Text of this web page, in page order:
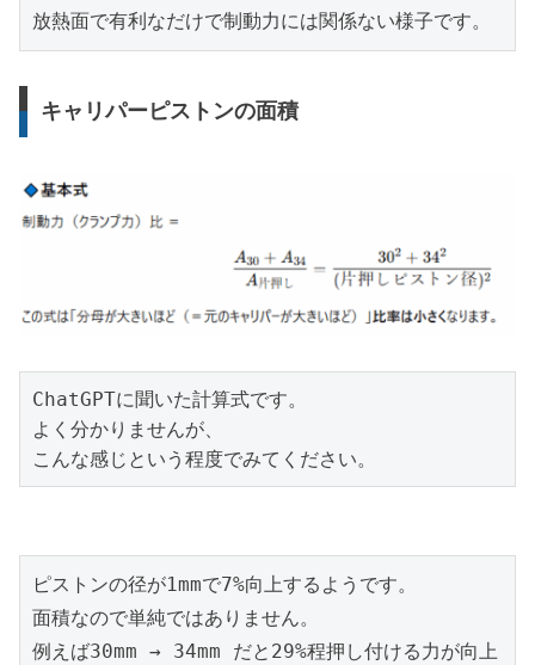
放熱面で有利なだけで制動力には関係ない様子です。
キャリパーピストンの面積
ChatGPTに聞いた計算式です。
よく分かりませんが、
こんな感じという程度でみてください。
ピストンの径が1mmで7%向上するようです。
面積なので単純ではありません。
例えば30mm → 34mm だと29%程押し付ける力が向上